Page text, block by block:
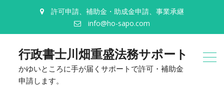
許可申請、補助金・助成金申請、事業承継
info@ho-sapo.com
行政書士川畑重盛法務サポート
かゆいところに手が届くサポートで許可・補助金
申請します。